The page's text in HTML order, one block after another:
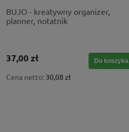
BUJO - kreatywny organizer,
planner, notatnik
37,00 zł
Cena netto: 30,08 zł
Do koszyka